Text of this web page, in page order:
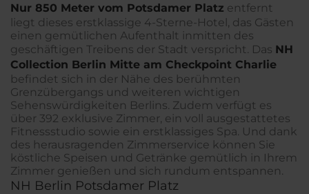
Nur 850 Meter vom Potsdamer Platz entfernt
liegt dieses erstklassige 4-Sterne-Hotel, das Gästen
einen gemütlichen Aufenthalt inmitten des
geschäftigen Treibens der Stadt verspricht. Das NH
Collection Berlin Mitte am Checkpoint Charlie
befindet sich in der Nähe des berühmten
Grenzübergangs und weiteren wichtigen
Sehenswürdigkeiten Berlins. Zudem verfügt es
über 392 exklusive Zimmer, ein voll ausgestattetes
Fitnessstudio sowie ein erstklassiges Spa. Und dank
des herausragenden Zimmerservice können Sie
köstliche Speisen und Getränke gemütlich in Ihrem
Zimmer genießen und sich rundum entspannen.
NH Berlin Potsdamer Platz